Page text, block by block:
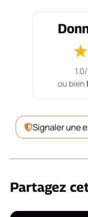
★
ou bien
Signaler une
Partagez